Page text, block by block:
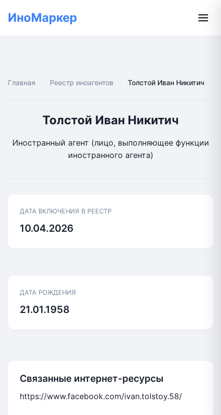
ИноМаркер
Главная Реестр иноагентов Толстой Иван Никитич
Толстой Иван Никитич
Иностранный агент (лицо, выполняющее функции
иностранного агента)
ДАТА ВКЛЮЧЕНИЯ В РЕЕСТР
10.04.2026
ДАТА РОЖДЕНИЯ
21.01.1958
Связанные интернет-ресурсы
https://www.facebook.com/ivan.tolstoy.58/